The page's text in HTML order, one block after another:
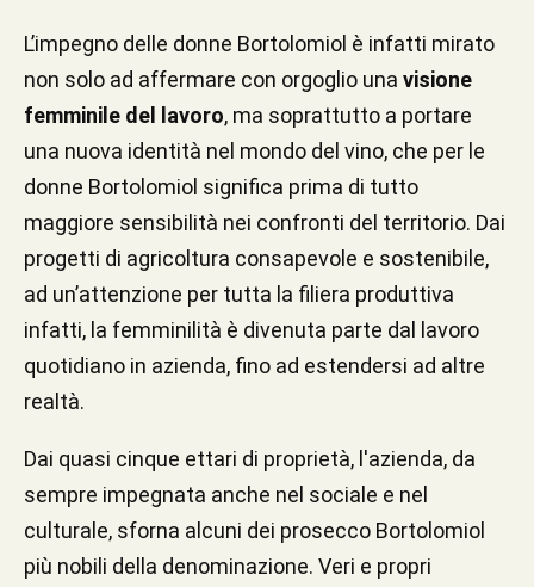
L’impegno delle donne Bortolomiol è infatti mirato
non solo ad affermare con orgoglio una visione
femminile del lavoro, ma soprattutto a portare
una nuova identità nel mondo del vino, che per le
donne Bortolomiol significa prima di tutto
maggiore sensibilità nei confronti del territorio. Dai
progetti di agricoltura consapevole e sostenibile,
ad un’attenzione per tutta la filiera produttiva
infatti, la femminilità è divenuta parte dal lavoro
quotidiano in azienda, fino ad estendersi ad altre
realtà.
Dai quasi cinque ettari di proprietà, l'azienda, da
sempre impegnata anche nel sociale e nel
culturale, sforna alcuni dei prosecco Bortolomiol
più nobili della denominazione. Veri e propri